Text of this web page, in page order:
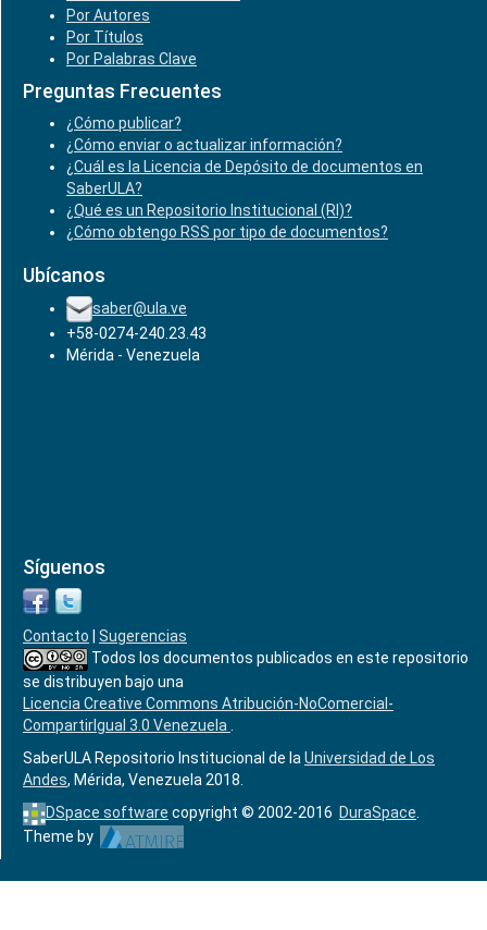
Por Autores
Por Títulos
Por Palabras Clave
Preguntas Frecuentes
¿Cómo publicar?
¿Cómo enviar o actualizar información?
¿Cuál es la Licencia de Depósito de documentos en
SaberULA?
¿Qué es un Repositorio Institucional (RI)?
¿Cómo obtengo RSS por tipo de documentos?
Ubícanos
saber@ula.ve
+58-0274-240.23.43
Mérida - Venezuela
Síguenos
Contacto
Sugerencias
Todos los documentos publicados en este repositorio
se distribuyen bajo una
Licencia Creative Commons Atribución-NoComercial-
CompartirIgual 3.0 Venezuela
SaberULA Repositorio Institucional de la Universidad de Los
Andes, Mérida, Venezuela 2018.
DSpace software copyright © 2002-2016 DuraSpace
Theme by